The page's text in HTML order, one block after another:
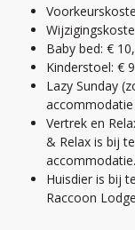
Baby bed: €
Kinderstoel: €
Lazy Sunday
accommodatie
Vertrek en
& Relax is bij
accommodatie.
Huisdier is bij
Raccoon